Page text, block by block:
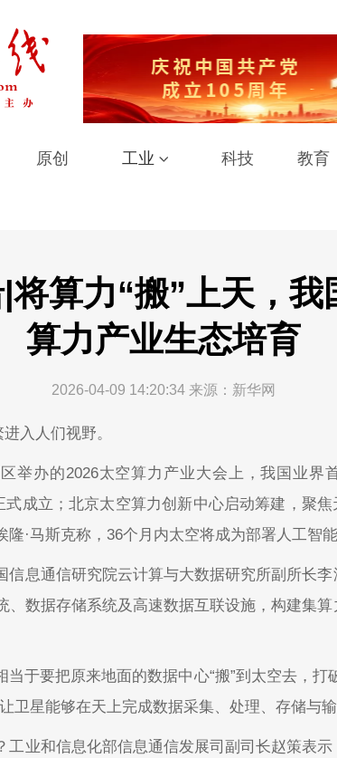
原创 工业 科技 教育
将算力“搬”上天，我
算力产业生态培育
2026-04-09 14:20:34 来源：新华网
入人们视野。
举办的2026太空算力产业大会上，我国业界
式成立；北京太空算力创新中心启动筹建，聚
隆·马斯克称，36个月内太空将成为部署人工
信息通信研究院云计算与大数据研究所副所长
、数据存储系统及高速数据互联设施，构建集
当于要把原来地面的数据中心“搬”到太空去，
卫星能够在天上完成数据采集、处理、存储与输
工业和信息化部信息通信发展司副司长赵策表